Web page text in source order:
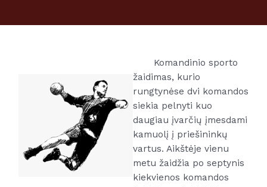
Komandinio sporto
žaidimas, kurio
rungtynėse dvi komandos
siekia pelnyti kuo
daugiau įvarčių įmesdami
kamuolį į priešininkų
vartus. Aikštėje vienu
metu žaidžia po septynis
kiekvienos komandos